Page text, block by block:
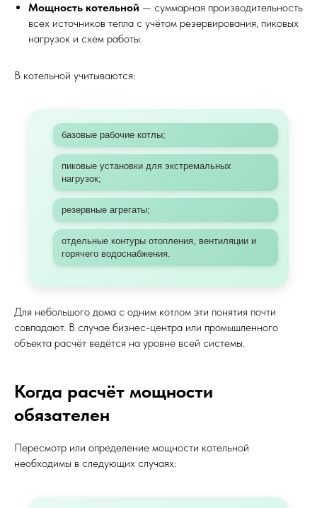
Мощность котельной — суммарная производительность
всех источников тепла с учётом резервирования, пиковых
нагрузок и схем работы.
В котельной учитываются:
базовые рабочие котлы;
пиковые установки для экстремальных
нагрузок;
резервные агрегаты;
отдельные контуры отопления, вентиляции и
горячего водоснабжения.
Для небольшого дома с одним котлом эти понятия почти
совпадают. В случае бизнес-центра или промышленного
объекта расчёт ведётся на уровне всей системы.
Когда расчёт мощности
обязателен
Пересмотр или определение мощности котельной
необходимы в следующих случаях: